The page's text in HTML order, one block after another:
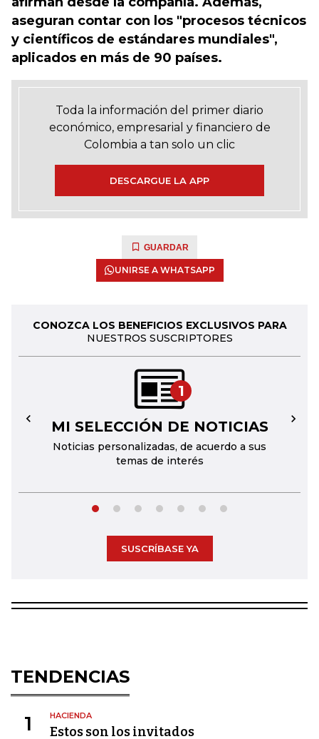
aseguran contar con los "procesos técnicos
y científicos de estándares mundiales",
aplicados en más de 90 países.
Toda la información del primer diario
económico, empresarial y financiero de
Colombia a tan solo un clic
DESCARGUE LA APP
GUARDAR
UNIRSE A WHATSAPP
CONOZCA LOS BENEFICIOS EXCLUSIVOS PARA
NUESTROS SUSCRIPTORES
1
MI SELECCIÓN DE NOTICIAS
Noticias personalizadas, de acuerdo a sus
temas de interés
← →
SUSCRÍBASE YA
TENDENCIAS
1 HACIENDA
Estos son los invitados